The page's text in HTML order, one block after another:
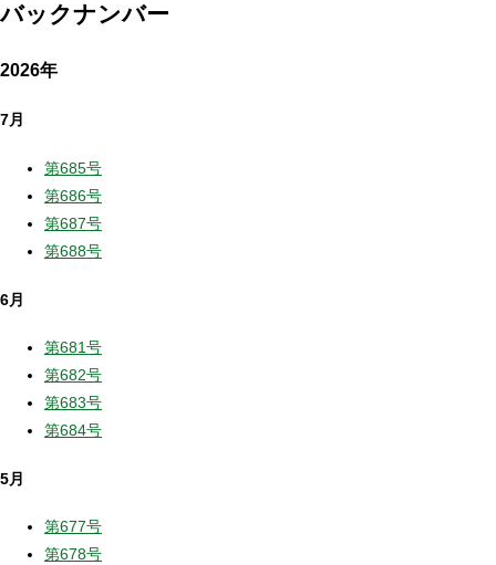
バックナンバー
2026年
7月
第685号
第686号
第687号
第688号
6月
第681号
第682号
第683号
第684号
5月
第677号
第678号